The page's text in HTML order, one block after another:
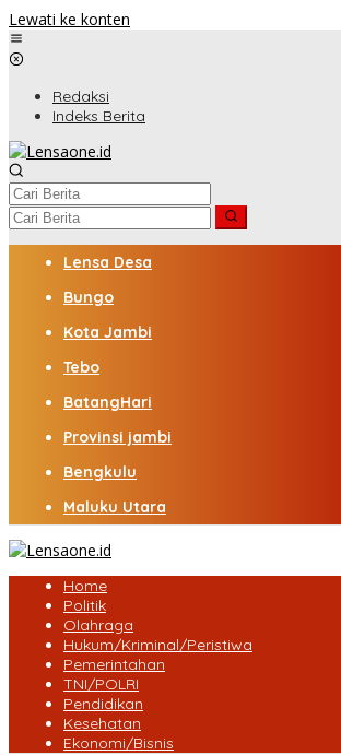
Lewati ke konten
Redaksi
Indeks Berita
Lensa Desa
Bungo
Kota Jambi
Tebo
BatangHari
Provinsi jambi
Bengkulu
Maluku Utara
Home
Politik
Olahraga
Hukum/Kriminal/Peristiwa
Pemerintahan
TNI/POLRI
Pendidikan
Kesehatan
Ekonomi/Bisnis